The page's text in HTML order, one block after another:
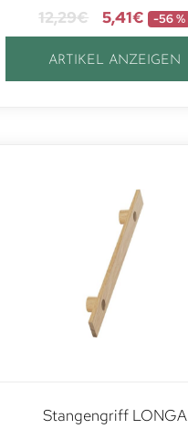
12,29€ 5,41€ -56 %
ARTIKEL ANZEIGEN
Stangengriff LONGA